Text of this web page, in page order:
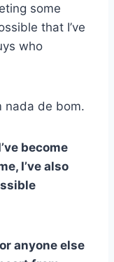
some
that I’ve
who
nada de bom.
become
I’ve also
anyone else